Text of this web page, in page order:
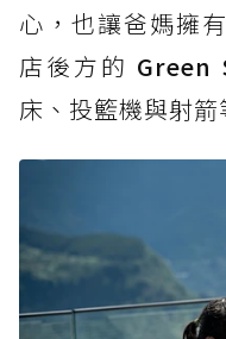
心，也讓爸媽擁
店後方的 Green
床、投籃機與射箭